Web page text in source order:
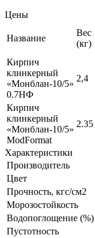
Цены
Название
Вес
(кг)
Кирпич
клинкерный
«Монблан-10/5»
0.7НФ
2,4
Кирпич
клинкерный
«Монблан-10/5»
ModFormat
2.35
Характеристики
Производитель
Цвет
Прочность, кгс/см2
Морозостойкость
Водопоглощение (%)
Пустотность